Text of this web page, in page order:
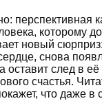
которому
новый
сердце, снова
след в
счастья.
что даже